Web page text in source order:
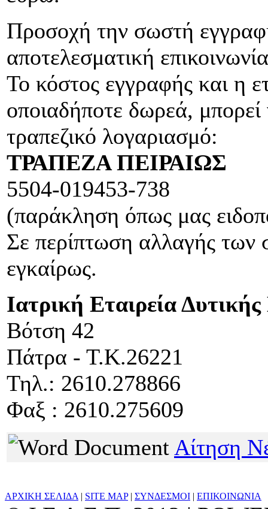
Προσοχή την σωστή
αποτελεσματική
Το κόστος εγγραφής και η
οποιαδήποτε δωρεά,
τραπεζικό λογαριασμό:
ΤΡΑΠΕΖΑ ΠΕΙΡΑΙΩΣ
5504-019453-738
(παράκληση όπως μας
Σε περίπτωση αλλαγής των
εγκαίρως.
Ιατρική Εταιρεία
Βότση 42
Πάτρα - Τ.Κ.26221
Τηλ.: 2610.278866
Φαξ : 2610.275609
Αίτηση
ΑΡΧΙΚΗ ΣΕΛΙΔΑ | SITE MAP| ΣΥΝΔΕΣΜΟΙ | ΕΠΙΚΟΙΝΩΝΙΑ